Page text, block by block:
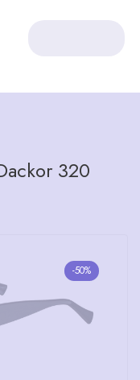
320
-50%